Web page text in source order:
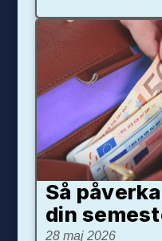
Så
din
28 maj 2026